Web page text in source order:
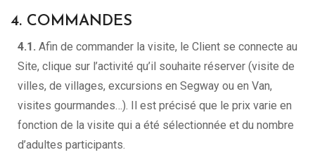
4. COMMANDES
4.1. Afin de commander la visite, le Client se connecte au
Site, clique sur l’activité qu’il souhaite réserver (visite de
villes, de villages, excursions en Segway ou en Van,
visites gourmandes…). Il est précisé que le prix varie en
fonction de la visite qui a été sélectionnée et du nombre
d’adultes participants.